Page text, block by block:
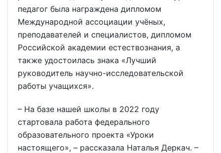
педагог была награждена дипломом
Международной ассоциации учёных,
преподавателей и специалистов, дипломом
Российской академии естествознания, а
также удостоилась знака «Лучший
руководитель научно-исследовательской
работы учащихся».
– На базе нашей школы в 2022 году
стартовала работа федерального
образовательного проекта «Уроки
настоящего», – рассказала Наталья Деркач. –